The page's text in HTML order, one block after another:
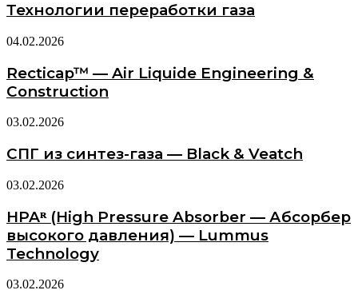
Технологии переработки газа
04.02.2026
Recticap™ — Air Liquide Engineering &
Construction
03.02.2026
СПГ из синтез-газа — Black & Veatch
03.02.2026
HPAᴿ (High Pressure Absorber — Абсорбер
высокого давления) — Lummus
Technology
03.02.2026